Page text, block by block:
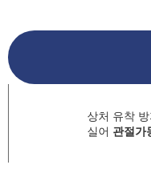
상처 유착
실어 관절가